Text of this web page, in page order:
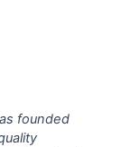
founded